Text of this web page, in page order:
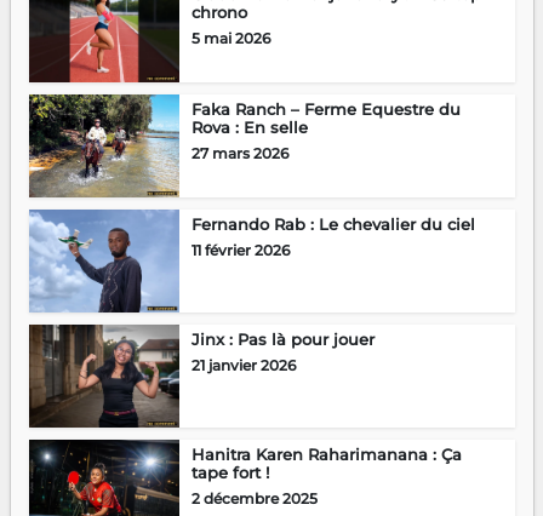
chrono
5 mai 2026
Faka Ranch – Ferme Equestre du
Rova : En selle
27 mars 2026
Fernando Rab : Le chevalier du ciel
11 février 2026
Jinx : Pas là pour jouer
21 janvier 2026
Hanitra Karen Raharimanana : Ça
tape fort !
2 décembre 2025